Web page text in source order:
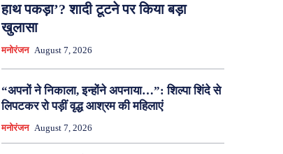
हाथ पकड़ा’? शादी टूटने पर किया बड़ा
खुलासा
मनोरंजन August 7, 2026
“अपनों ने निकाला, इन्होंने अपनाया…”: शिल्पा शिंदे से
लिपटकर रो पड़ीं वृद्ध आश्रम की महिलाएं
मनोरंजन August 7, 2026